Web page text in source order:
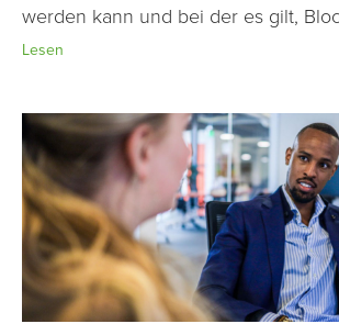
werden kann und bei der es gilt,
Lesen